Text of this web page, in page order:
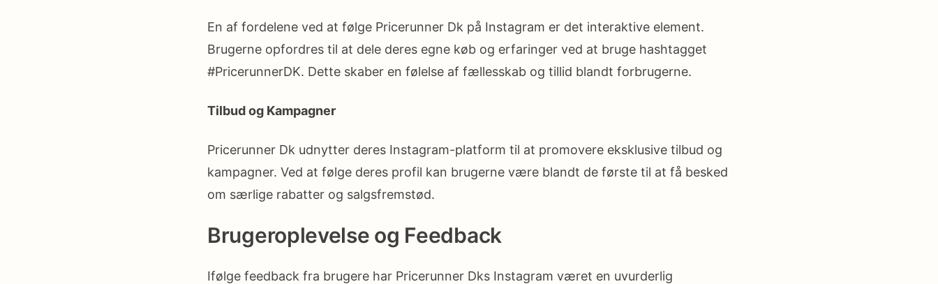
En af fordelene ved at følge Pricerunner Dk på Instagram er det interaktive element.
Brugerne opfordres til at dele deres egne køb og erfaringer ved at bruge hashtagget
#PricerunnerDK. Dette skaber en følelse af fællesskab og tillid blandt forbrugerne.
Tilbud og Kampagner
Pricerunner Dk udnytter deres Instagram-platform til at promovere eksklusive tilbud og
kampagner. Ved at følge deres profil kan brugerne være blandt de første til at få besked
om særlige rabatter og salgsfremstød.
Brugeroplevelse og Feedback
Ifølge feedback fra brugere har Pricerunner Dks Instagram været en uvurderlig